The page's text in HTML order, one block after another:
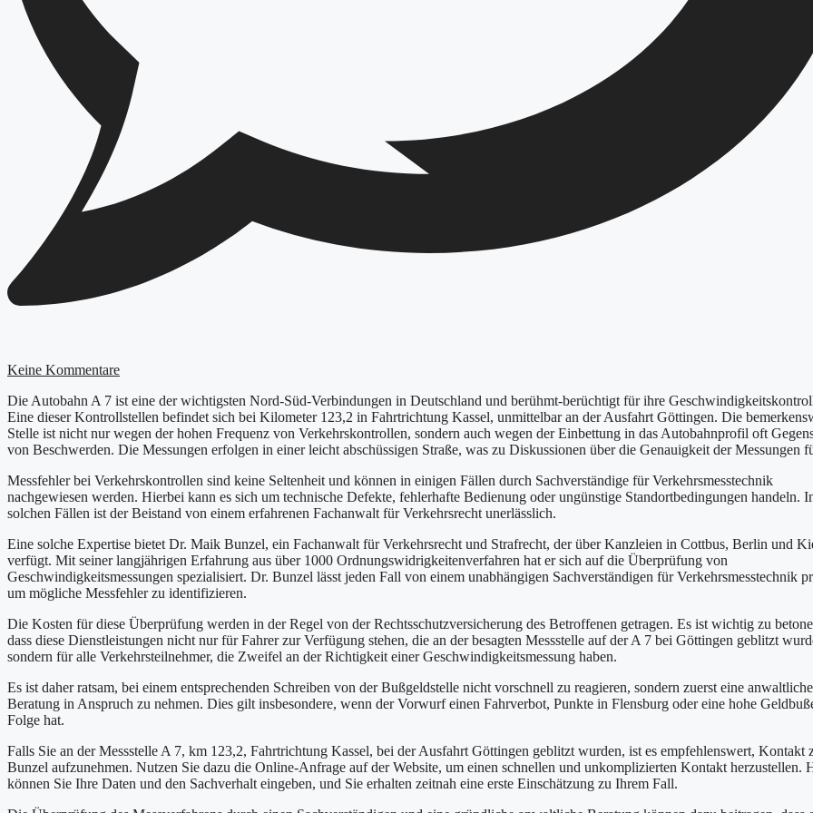
Keine Kommentare
Die Autobahn A 7 ist eine der wichtigsten Nord-Süd-Verbindungen in Deutschland und berühmt-berüchtigt für ihre
Eine dieser Kontrollstellen befindet sich bei Kilometer 123,2 in Fahrtrichtung Kassel, unmittelbar an der Ausfahrt Göttingen. Die
Stelle ist nicht nur wegen der hohen Frequenz von Verkehrskontrollen, sondern auch wegen der Einbettung in das Autobahnprofil oft
von Beschwerden. Die Messungen erfolgen in einer leicht abschüssigen Straße, was zu Diskussionen über die Genauigkeit der Messungen
Messfehler bei Verkehrskontrollen sind keine Seltenheit und können in einigen Fällen durch Sachverständige für Verkehrsmesstechnik
nachgewiesen werden. Hierbei kann es sich um technische Defekte, fehlerhafte Bedienung oder ungünstige Standortbedingungen handeln.
solchen Fällen ist der Beistand von einem erfahrenen Fachanwalt für Verkehrsrecht unerlässlich.
Eine solche Expertise bietet Dr. Maik Bunzel, ein Fachanwalt für Verkehrsrecht und Strafrecht, der über Kanzleien in Cottbus, Berlin und
verfügt. Mit seiner langjährigen Erfahrung aus über 1000 Ordnungswidrigkeitenverfahren hat er sich auf die Überprüfung von
Geschwindigkeitsmessungen spezialisiert. Dr. Bunzel lässt jeden Fall von einem unabhängigen Sachverständigen für Verkehrsmesstechnik
um mögliche Messfehler zu identifizieren.
Die Kosten für diese Überprüfung werden in der Regel von der Rechtsschutzversicherung des Betroffenen getragen. Es ist wichtig zu
dass diese Dienstleistungen nicht nur für Fahrer zur Verfügung stehen, die an der besagten Messstelle auf der A 7 bei Göttingen geblitzt
sondern für alle Verkehrsteilnehmer, die Zweifel an der Richtigkeit einer Geschwindigkeitsmessung haben.
Es ist daher ratsam, bei einem entsprechenden Schreiben von der Bußgeldstelle nicht vorschnell zu reagieren, sondern zuerst eine anwaltliche
Beratung in Anspruch zu nehmen. Dies gilt insbesondere, wenn der Vorwurf einen Fahrverbot, Punkte in Flensburg oder eine hohe
Folge hat.
Falls Sie an der Messstelle A 7, km 123,2, Fahrtrichtung Kassel, bei der Ausfahrt Göttingen geblitzt wurden, ist es empfehlenswert, Kontakt
Bunzel aufzunehmen. Nutzen Sie dazu die Online-Anfrage auf der Website, um einen schnellen und unkomplizierten Kontakt herzustellen.
können Sie Ihre Daten und den Sachverhalt eingeben, und Sie erhalten zeitnah eine erste Einschätzung zu Ihrem Fall.